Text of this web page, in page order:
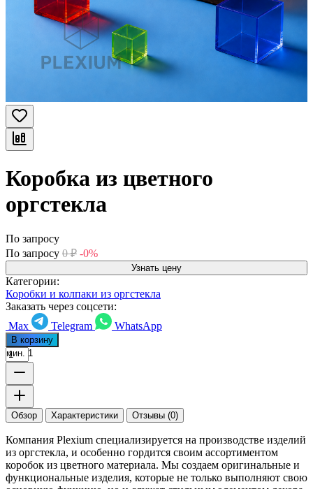
Коробка из цветного
оргстекла
По запросу
По запросу 0 ₽ -0%
Узнать цену
Категории:
Коробки и колпаки из оргстекла
Заказать через соцсети:
Max
Telegram WhatsApp
В корзину
мин. 1
Обзор Характеристики Отзывы (0)
Компания Plexium специализируется на производстве изделий
из оргстекла, и особенно гордится своим ассортиментом
коробок из цветного материала. Мы создаем оригинальные и
функциональные изделия, которые не только выполняют свою